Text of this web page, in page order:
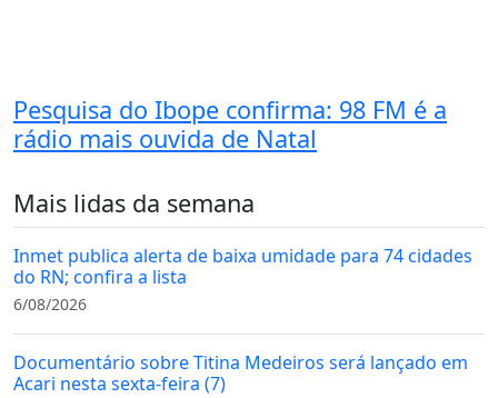
Pesquisa do Ibope confirma: 98 FM é a
rádio mais ouvida de Natal
Mais lidas da semana
Inmet publica alerta de baixa umidade para 74 cidades
do RN; confira a lista
6/08/2026
Documentário sobre Titina Medeiros será lançado em
Acari nesta sexta-feira (7)